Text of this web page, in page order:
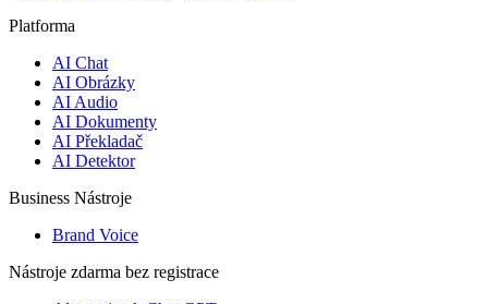
Platforma
AI Chat
AI Obrázky
AI Audio
AI Dokumenty
AI Překladač
AI Detektor
Business Nástroje
Brand Voice
Nástroje zdarma bez registrace